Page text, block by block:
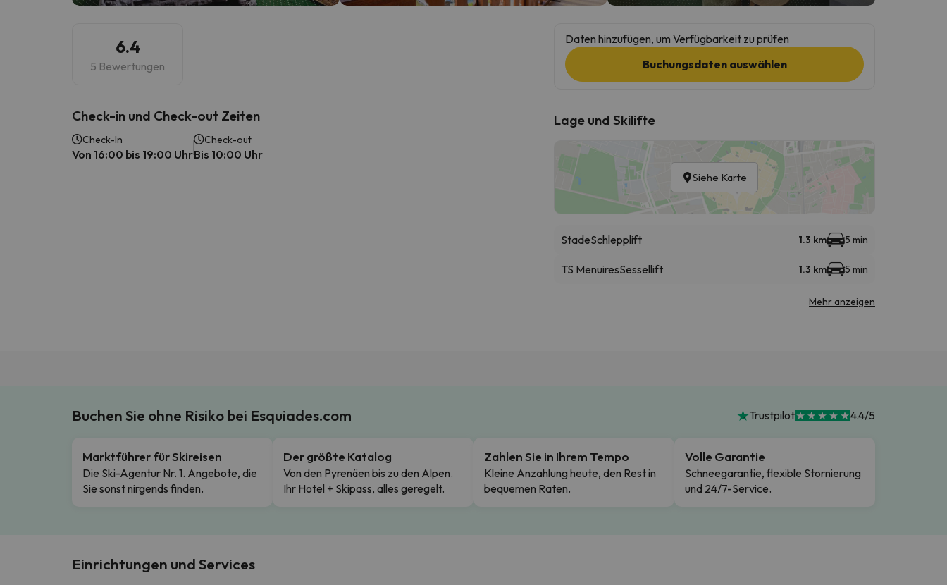
6.4
5 Bewertungen
Check-in und Check-out Zeiten
Check-In
Von 16:00 bis 19:00 Uhr
Check-out
Bis 10:00 Uhr
Daten hinzufügen, um Verfügbarkeit zu prüfen
Buchungsdaten auswählen
Lage und Skilifte
Siehe Karte
StadeSchlepplift 1.3 km 5 min
TS MenuiresSessellift 1.3 km 5 min
Mehr anzeigen
Buchen Sie ohne Risiko bei Esquiades.com Trustpilot 4.4/5
Marktführer für Skireisen
Die Ski-Agentur Nr. 1. Angebote, die
Sie sonst nirgends finden.
Der größte Katalog
Von den Pyrenäen bis zu den Alpen.
Ihr Hotel + Skipass, alles geregelt.
Zahlen Sie in Ihrem Tempo
Kleine Anzahlung heute, den Rest in
bequemen Raten.
Volle Garantie
Schneegarantie, flexible Stornierung
und 24/7-Service.
Einrichtungen und Services